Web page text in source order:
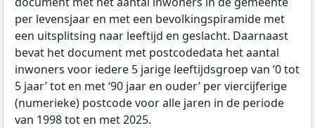
per levensjaar en met een bevolkingspiramide met
een uitsplitsing naar leeftijd en geslacht. Daarnaast
bevat het document met postcodedata het aantal
inwoners voor iedere 5 jarige leeftijdsgroep van ‘0 tot
5 jaar’ tot en met ‘90 jaar en ouder’ per viercijferige
(numerieke) postcode voor alle jaren in de periode
van 1998 tot en met 2025.